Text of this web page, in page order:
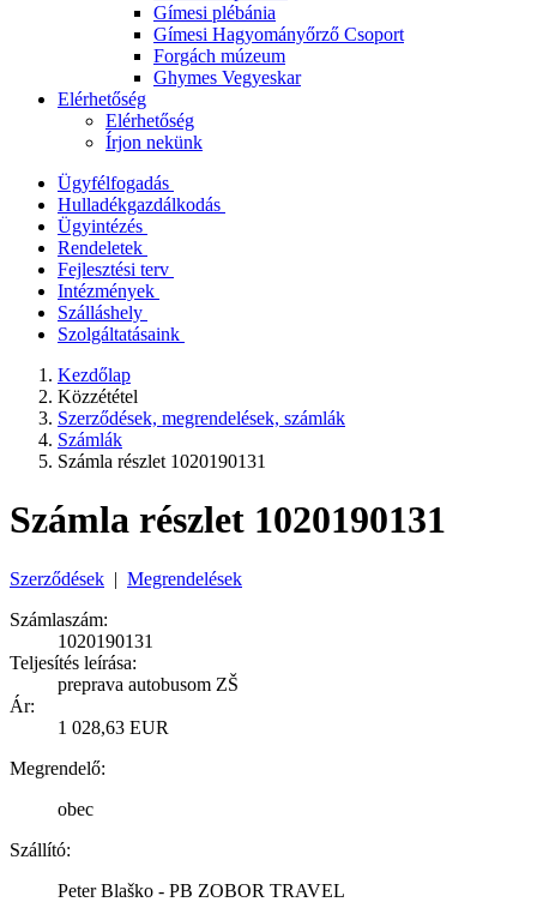
Gímesi plébánia
Gímesi Hagyományőrző Csoport
Forgách múzeum
Ghymes Vegyeskar
Elérhetőség
Elérhetőség
Írjon nekünk
Ügyfélfogadás
Hulladékgazdálkodás
Ügyintézés
Rendeletek
Fejlesztési terv
Intézmények
Szálláshely
Szolgáltatásaink
Kezdőlap
Közzététel
Szerződések, megrendelések, számlák
Számlák
Számla részlet 1020190131
Számla részlet 1020190131
Szerződések | Megrendelések
Számlaszám:
1020190131
Teljesítés leírása:
preprava autobusom ZŠ
Ár:
1 028,63 EUR
Megrendelő:
obec
Szállító:
Peter Blaško - PB ZOBOR TRAVEL